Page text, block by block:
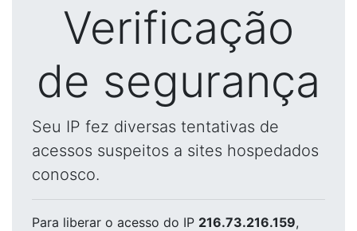
Verificação
de segurança
Seu IP fez diversas tentativas de
acessos suspeitos a sites hospedados
conosco.
Para liberar o acesso do IP 216.73.216.159,